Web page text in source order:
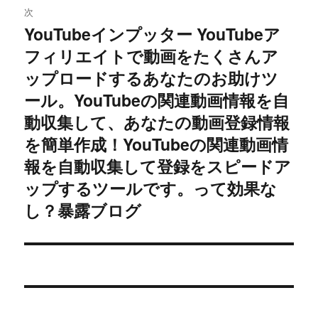
ョ
ン
次
次
の
投
YouTubeインプッター YouTubeア
フィリエイトで動画をたくさんア
ップロードするあなたのお助けツ
ール。YouTubeの関連動画情報を自
動収集して、あなたの動画登録情報
を簡単作成！YouTubeの関連動画情
報を自動収集して登録をスピードア
ップするツールです。って効果な
し？暴露ブログ